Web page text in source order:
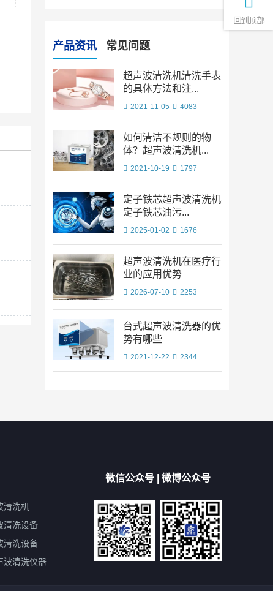
产品资讯 常见问题
超声波清洗机清洗手表
的具体方法和注...
2021-11-05 4083
如何清洁不规则的物
体？超声波清洗机...
2021-10-19 1797
定子铁芯超声波清洗机-
定子铁芯油污...
2025-01-02 1676
超声波清洗机在医疗行
业的应用优势
2026-07-10 2253
台式超声波清洗器的优
势有哪些
2021-12-22 2344
清洗机
清洗设备
清洗设备
波清洗仪器
微信公众号 | 微博公众号
回到顶部